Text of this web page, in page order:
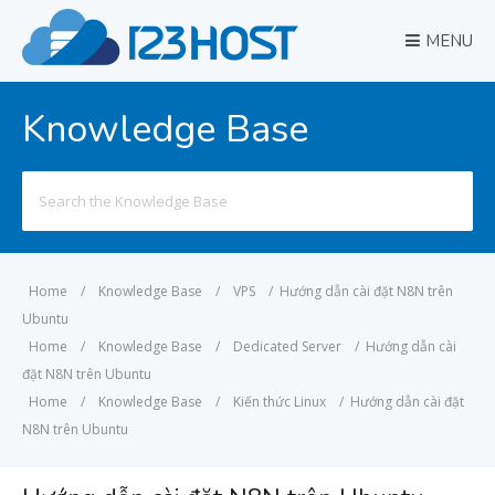
MENU
Knowledge Base
for:
Home / Knowledge Base / VPS / Hướng dẫn cài đặt N8N trên
Ubuntu
Home
/ Knowledge Base / Dedicated Server / Hướng dẫn cài
đặt N8N trên Ubuntu
Home
/ Knowledge Base / Kiến thức Linux / Hướng dẫn cài đặt
N8N trên Ubuntu